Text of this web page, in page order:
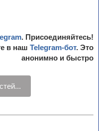
. Присоединяйтесь!
в наш Telegram-бот. Это
анонимно и быстро